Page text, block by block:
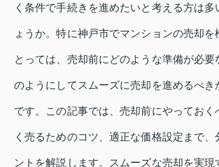
く条件で手続きを進めたいと考える方は多
ょうか。特に神戸市でマンションの売却を
とっては、売却前にどのような準備が必
のようにしてスムーズに売却を進めるべき
です。この記事では、売却前にやっておく
く売るためのコツ、適正な価格設定まで、
ントを解説します。スムーズな売却を実現